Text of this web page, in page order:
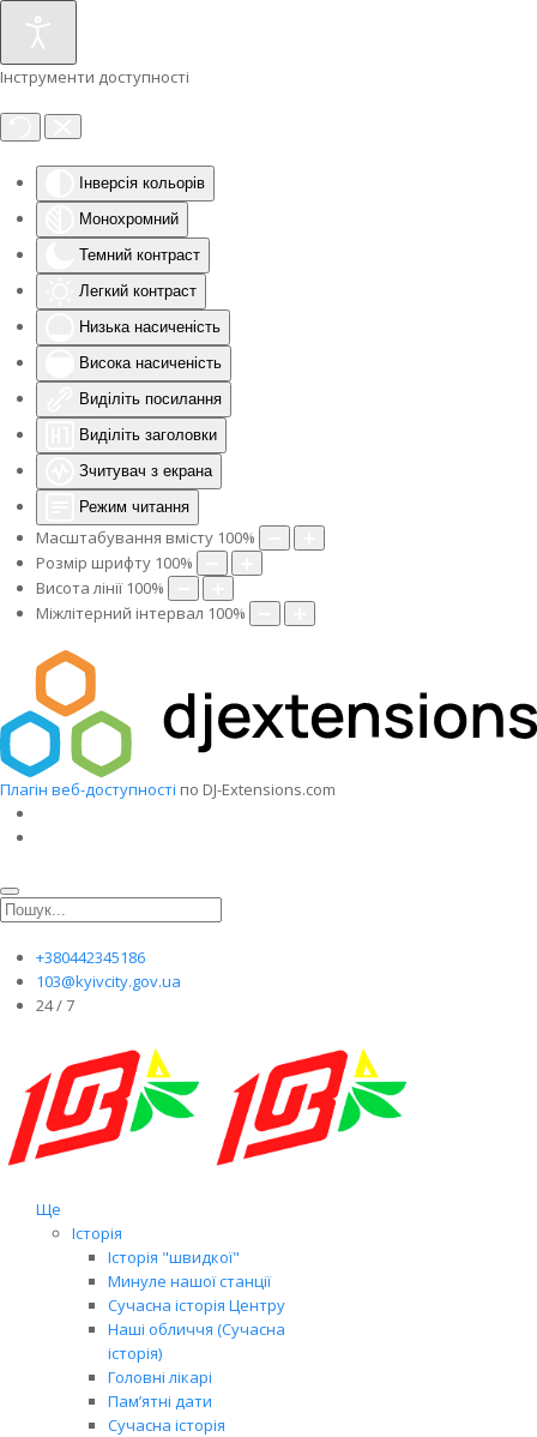
Інструменти доступності
Інверсія кольорів
Монохромний
Темний контраст
Легкий контраст
Низька насиченість
Висока насиченість
Виділіть посилання
Виділіть заголовки
Зчитувач з екрана
Режим читання
Масштабування вмісту 100%
Розмір шрифту 100%
Висота лінії 100%
Міжлітерний інтервал 100%
Плагін веб-доступності по DJ-Extensions.com
+380442345186
103@kyivcity.gov.ua
24 / 7
Ще
Історія
Історія "швидкої"
Минуле нашої станції
Сучасна історія Центру
Наші обличчя (Сучасна
історія)
Головні лікарі
Пам’ятні дати
Сучасна історія